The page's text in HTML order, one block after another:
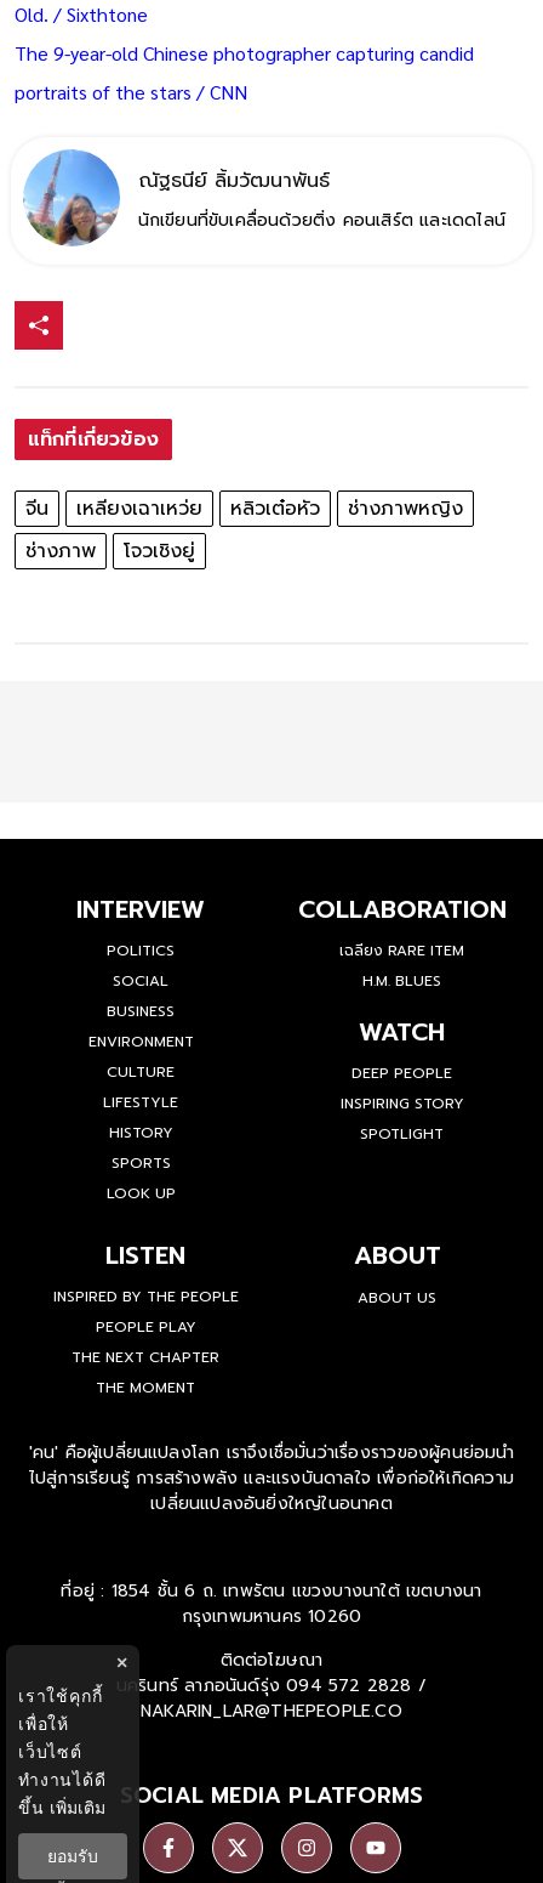
Old. / Sixthtone
The 9-year-old Chinese photographer capturing candid
portraits of the stars / CNN
ณัฐธนีย์ ลิ้มวัฒนาพันธ์
นักเขียนที่ขับเคลื่อนด้วยติ่ง คอนเสิร์ต และเดดไลน์
แท็กที่เกี่ยวข้อง
จีน เหลียงเฉาเหว่ย หลิวเต๋อหัว
ช่างภาพหญิง
ช่างภาพ
โจวเชิงยู่
INTERVIEW
POLITICS
SOCIAL
BUSINESS
ENVIRONMENT
CULTURE
LIFESTYLE
HISTORY
SPORTS
LOOK UP
COLLABORATION
เฉลียง RARE ITEM
H.M. BLUES
WATCH
DEEP PEOPLE
INSPIRING STORY
SPOTLIGHT
LISTEN
INSPIRED BY THE PEOPLE
PEOPLE PLAY
THE NEXT CHAPTER
THE MOMENT
ABOUT
ABOUT US
'คน' คือผู้เปลี่ยนแปลงโลก เราจึงเชื่อมั่นว่าเรื่องราวของผู้คนย่อมนำ
ไปสู่การเรียนรู้ การสร้างพลัง และแรงบันดาลใจ เพื่อก่อให้เกิดความ
เปลี่ยนแปลงอันยิ่งใหญ่ในอนาคต
ที่อยู่ : 1854 ชั้น 6 ถ. เทพรัตน แขวงบางนาใต้ เขตบางนา
กรุงเทพมหานคร 10260
ติดต่อโฆษณา
นครินทร์ ลาภอนันด์รุ่ง 094 572 2828 /
NAKARIN_LAR@THEPEOPLE.CO
SOCIAL MEDIA PLATFORMS
×
เราใช้คุกกี้
เพื่อให้
เว็บไซต์
ทำงานได้ดี
ขึ้น เพิ่มเติม
ยอมรับ